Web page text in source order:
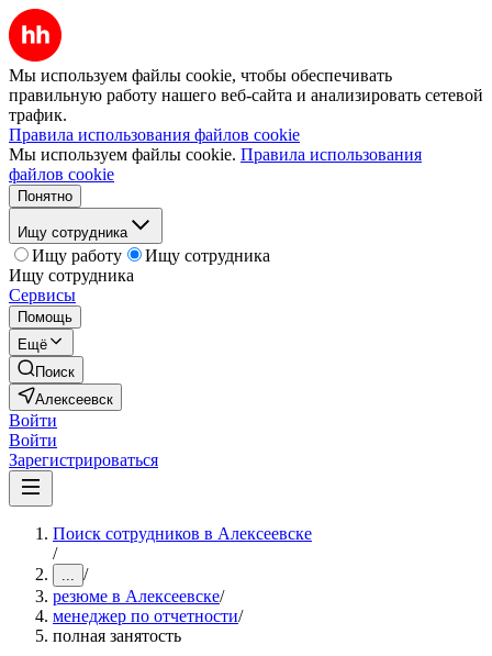
Мы используем файлы cookie, чтобы обеспечивать
правильную работу нашего веб-сайта и анализировать сетевой
трафик.
Правила использования файлов cookie
Мы используем файлы cookie. Правила использования
файлов cookie
Понятно
Ищу сотрудника
Ищу работу
Ищу сотрудника
Ищу сотрудника
Сервисы
Помощь
Ещё
Поиск
Алексеевск
Войти
Войти
Зарегистрироваться
Поиск сотрудников в Алексеевске
/
... /
резюме в Алексеевске/
менеджер по отчетности/
полная занятость